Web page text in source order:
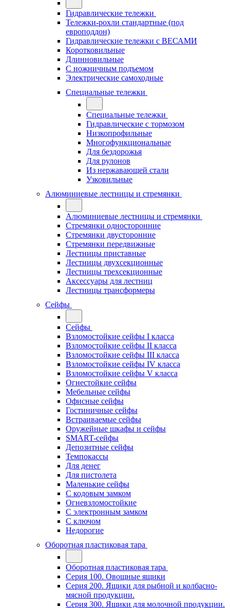
Гидравлические тележки
Тележки-рохли стандартные (под
европоддон)
Гидравлические тележки с ВЕСАМИ
Коротковильные
Длинновильные
С ножничным подъемом
Электрические самоходные
Специальные тележки
Специальные тележки
Гидравлические с тормозом
Низкопрофильные
Многофункциональные
Для бездорожья
Для рулонов
Из нержавающей стали
Узковильные
Алюминиевые лестницы и стремянки
Алюминиевые лестницы и стремянки
Стремянки односторонние
Стремянки двусторонние
Стремянки передвижные
Лестницы приставные
Лестницы двухсекционные
Лестницы трехсекционные
Аксессуары для лестниц
Лестницы трансформеры
Сейфы
Сейфы
Взломостойкие сейфы I класса
Взломостойкие сейфы II класса
Взломостойкие сейфы III класса
Взломостойкие сейфы IV класса
Взломостойкие сейфы V класса
Огнестойкие сейфы
Мебельные сейфы
Офисные сейфы
Гостиничные сейфы
Встраиваемые сейфы
Оружейные шкафы и сейфы
SMART-сейфы
Депозитные сейфы
Темпокассы
Для денег
Для пистолета
Маленькие сейфы
С кодовым замком
Огневзломостойкие
С электронным замком
С ключом
Недорогие
Оборотная пластиковая тара
Оборотная пластиковая тара
Серия 100. Овощные ящики
Серия 200. Ящики для рыбной и колбасно-
мясной продукции.
Серия 300. Ящики для молочной продукции.